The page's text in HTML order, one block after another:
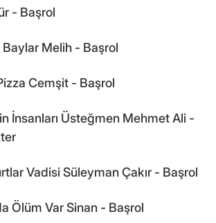
- Başrol
Melih - Başrol
Cemşit - Başrol
İnsanları Üsteğmen Mehmet Ali -
Vadisi Süleyman Çakır - Başrol
Ölüm Var Sinan - Başrol